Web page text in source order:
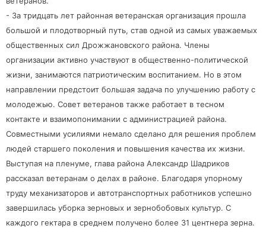
- За тридцать лет районная ветеранская организация прошла
большой и плодотворный путь, став одной из самых уважаемых
общественных сил Дрожжановского района. Члены
организации активно участвуют в общественно-политической
жизни, занимаются патриотическим воспитанием. Но в этом
направлении предстоит большая задача по улучшению работу с
молодежью. Совет ветеранов также работает в тесном
контакте и взаимопонимании с администрацией района.
Совместными усилиями немало сделано для решения проблем
людей старшего поколения и повышения качества их жизни.
Выступая на пленуме, глава района Александр Шадриков
рассказал ветеранам о делах в районе. Благодаря упорному
труду механизаторов и автотранспортных работников успешно
завершилась уборка зерновых и зернобобовых культур. С
каждого гектара в среднем получено более 31 центнера зерна.